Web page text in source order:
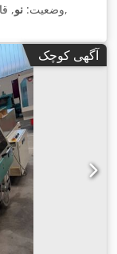
وضعیت: نو, ,
آگهی کوچک